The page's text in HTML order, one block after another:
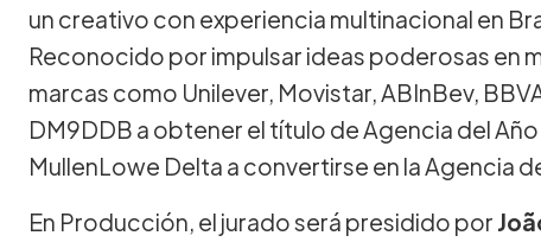
un creativo con experiencia multinacional en
Reconocido por impulsar ideas poderosas en
marcas como Unilever, Movistar, ABInBev,
DM9DDB a obtener el título de Agencia del
MullenLowe Delta a convertirse en la Agencia
En Producción, el jurado será presidido por